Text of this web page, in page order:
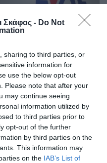
Σκάφος - Do Not
sharing to third parties, or
information for
use the below opt-out
Please note that after your
may continue seeing
information utilized by
to third parties prior to
opt-out of the further
by third parties on the
This information may
on the IAB’s List of